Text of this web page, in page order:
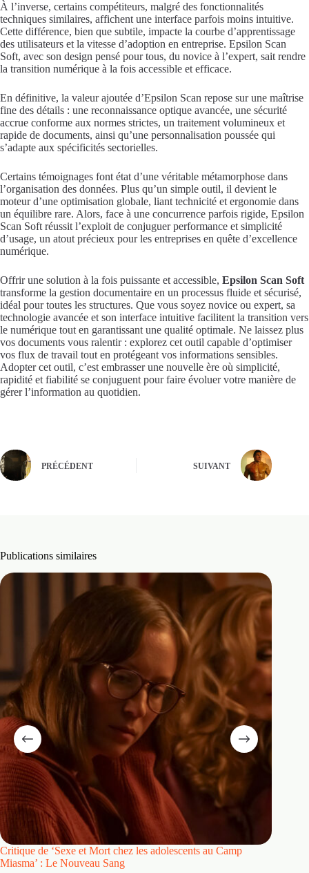
À l’inverse, certains compétiteurs, malgré des fonctionnalités
techniques similaires, affichent une interface parfois moins intuitive.
Cette différence, bien que subtile, impacte la courbe d’apprentissage
des utilisateurs et la vitesse d’adoption en entreprise. Epsilon Scan
Soft, avec son design pensé pour tous, du novice à l’expert, sait rendre
la transition numérique à la fois accessible et efficace.
En définitive, la valeur ajoutée d’Epsilon Scan repose sur une maîtrise
fine des détails : une reconnaissance optique avancée, une sécurité
accrue conforme aux normes strictes, un traitement volumineux et
rapide de documents, ainsi qu’une personnalisation poussée qui
s’adapte aux spécificités sectorielles.
Certains témoignages font état d’une véritable métamorphose dans
l’organisation des données. Plus qu’un simple outil, il devient le
moteur d’une optimisation globale, liant technicité et ergonomie dans
un équilibre rare. Alors, face à une concurrence parfois rigide, Epsilon
Scan Soft réussit l’exploit de conjuguer performance et simplicité
d’usage, un atout précieux pour les entreprises en quête d’excellence
numérique.
Offrir une solution à la fois puissante et accessible, Epsilon Scan Soft
transforme la gestion documentaire en un processus fluide et sécurisé,
idéal pour toutes les structures. Que vous soyez novice ou expert, sa
technologie avancée et son interface intuitive facilitent la transition vers
le numérique tout en garantissant une qualité optimale. Ne laissez plus
vos documents vous ralentir : explorez cet outil capable d’optimiser
vos flux de travail tout en protégeant vos informations sensibles.
Adopter cet outil, c’est embrasser une nouvelle ère où simplicité,
rapidité et fiabilité se conjuguent pour faire évoluer votre manière de
gérer l’information au quotidien.
PRÉCÉDENT SUIVANT
Publications similaires
Critique de ‘Sexe et Mort chez les adolescents au Camp
Miasma’ : Le Nouveau Sang